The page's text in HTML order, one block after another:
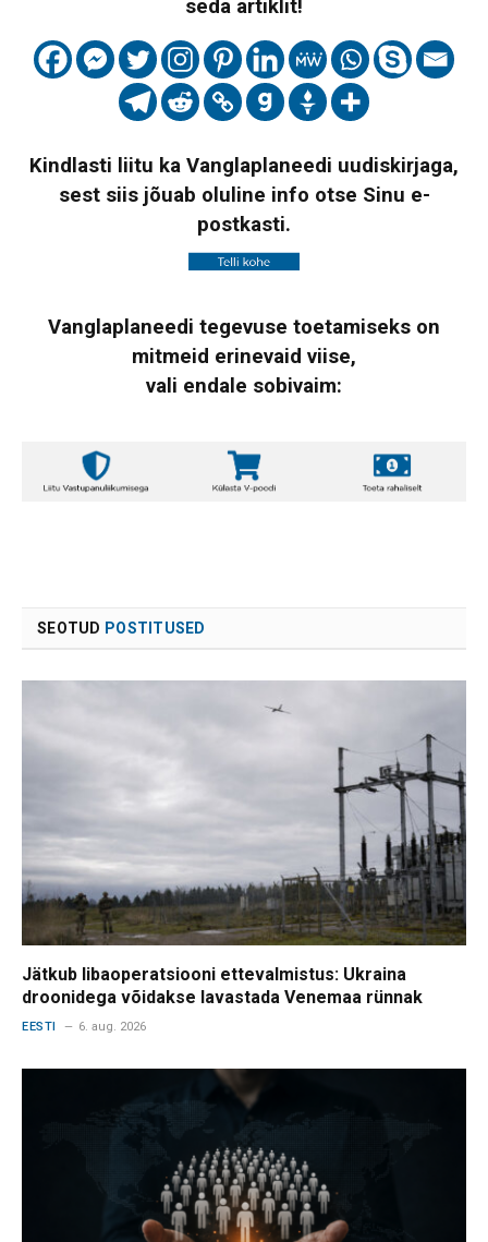
seda artiklit!
Kindlasti liitu ka Vanglaplaneedi uudiskirjaga,
sest siis jõuab oluline info otse Sinu e-
postkasti.
Vanglaplaneedi tegevuse toetamiseks on
mitmeid erinevaid viise,
vali endale sobivaim:
SEOTUD POSTITUSED
Jätkub libaoperatsiooni ettevalmistus: Ukraina
droonidega võidakse lavastada Venemaa rünnak
EESTI 6. aug. 2026